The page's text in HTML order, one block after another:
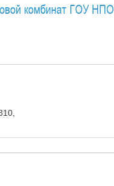
комбинат ГОУ НПО